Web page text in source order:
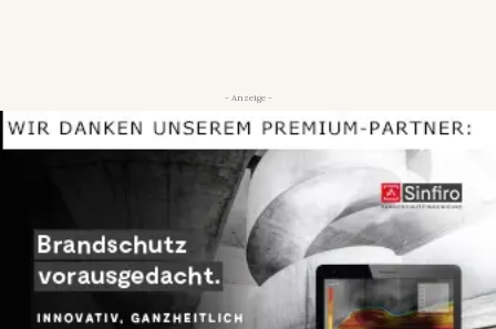
- Anzeige -